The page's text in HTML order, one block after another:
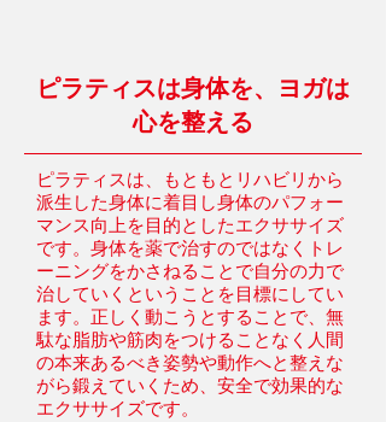
ピラティスは身体を、ヨガは
心を整える
ピラティスは、もともとリハビリから
派生した身体に着目し身体のパフォー
マンス向上を目的としたエクササイズ
です。身体を薬で治すのではなくトレ
ーニングをかさねることで自分の力で
治していくということを目標にしてい
ます。正しく動こうとすることで、無
駄な脂肪や筋肉をつけることなく人間
の本来あるべき姿勢や動作へと整えな
がら鍛えていくため、安全で効果的な
エクササイズです。